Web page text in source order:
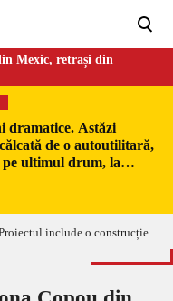
Mexic, retrași din
dramatice. Astăzi
de o autoutilitară,
pe ultimul drum, la